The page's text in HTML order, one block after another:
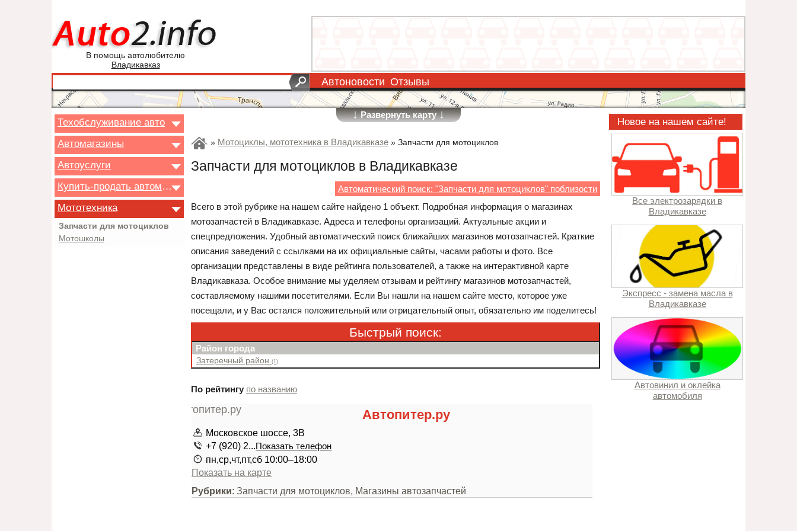
В помощь автолюбителю
Владикавказ
Автоновости Отзывы
↓Развернуть карту↓
Техобслуживание авто
Автомагазины
Автоуслуги
Купить-продать автомобиль
Мототехника
Запчасти для мотоциклов
Мотошколы
» Мотоциклы, мототехника в Владикавказе » Запчасти для мотоциклов
Запчасти для мотоциклов в Владикавказе
Автоматический поиск: "Запчасти для мотоциклов" поблизости
Всего в этой рубрике на нашем сайте найдено 1 объект. Подробная информация о магазинах
мотозапчастей в Владикавказе. Адреса и телефоны организаций. Актуальные акции и
спецпредложения. Удобный автоматический поиск ближайших магазинов мотозапчастей. Краткие
описания заведений с ссылками на их официальные сайты, часами работы и фото. Все
организации представлены в виде рейтинга пользователей, а также на интерактивной карте
Владикавказа. Особое внимание мы уделяем отзывам и рейтингу магазинов мотозапчастей,
составляемому нашими посетителями. Если Вы нашли на нашем сайте место, которое уже
посещали, и у Вас остался положительный или отрицательный опыт, обязательно им поделитесь!
Быстрый поиск:
Район города
Затеречный район (1)
По рейтингу по названию
Автопитер.ру
Московское шоссе, 3В
+7 (920) 2...Показать телефон
пн,ср,чт,пт,сб 10:00–18:00
Показать на карте
Рубрики: Запчасти для мотоциклов, Магазины автозапчастей
Новое на нашем сайте!
Все электрозарядки в
Владикавказе
Экспресс - замена масла в
Владикавказе
Автовинил и оклейка
автомобиля